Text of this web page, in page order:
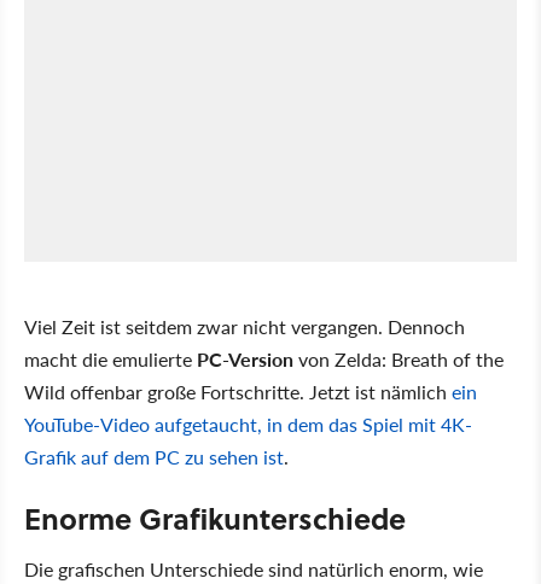
Viel Zeit ist seitdem zwar nicht vergangen. Dennoch
macht die emulierte PC-Versionvon Zelda: Breath of the
Wild offenbar große Fortschritte. Jetzt ist nämlich ein
YouTube-Video aufgetaucht, in dem das Spiel mit 4K-
Grafik auf dem PC zu sehen ist.
Enorme Grafikunterschiede
Die grafischen Unterschiede sind natürlich enorm, wie